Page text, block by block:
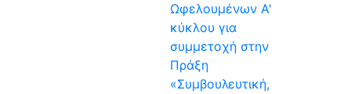
Ωφελουμένων Α'
κύκλου για
συμμετοχή στην
Πράξη
«Συμβουλευτική,